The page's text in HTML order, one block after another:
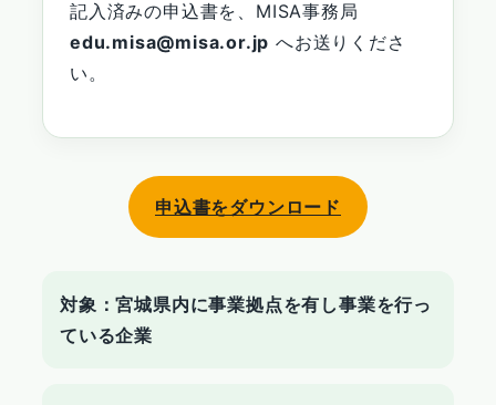
記入済みの申込書を、MISA事務局
edu.misa@misa.or.jp へお送りくださ
い。
申込書をダウンロード
対象：宮城県内に事業拠点を有し事業を行っ
ている企業